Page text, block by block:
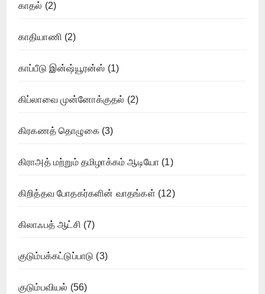
காதல் (2)
காதியாணி (2)
காப்பீடு இன்ஷ்யூரன்ஸ் (1)
கிப்லாவை முன்னோக்குதல் (2)
கிரகணத் தொழுகை(3)
கிராஅத் மற்றும் தமிழாக்கம் ஆடியோ (1)
கிறித்தவ போதகர்களின் வாதங்கள் (12)
கிலாஃபத் ஆட்சி (7)
குடும்பக்கட்டுப்பாடு (3)
குடும்பவியல் (56)